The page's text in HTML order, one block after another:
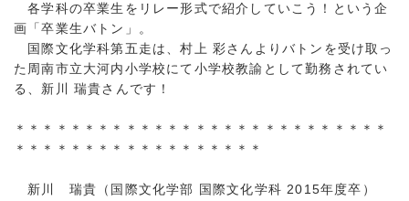
各学科の卒業生をリレー形式で紹介していこう！という企
画「卒業生バトン」。
国際文化学科第五走は、村上 彩さんよりバトンを受け取っ
た周南市立大河内小学校にて小学校教諭として勤務されてい
る、新川 瑞貴さんです！
＊＊＊＊＊＊＊＊＊＊＊＊＊＊＊＊＊＊＊＊＊＊＊＊＊＊＊
＊＊＊＊＊＊＊＊＊＊＊＊＊＊＊＊＊＊
新川 瑞貴（国際文化学部 国際文化学科 2015年度卒）